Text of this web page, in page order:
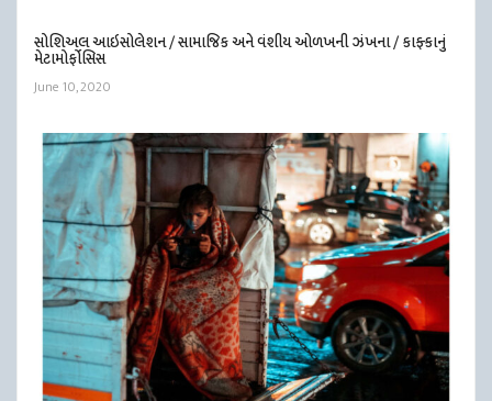
સોશિઅલ આઇસોલેશન / સામાજિક અને વંશીય ઓળખની ઝંખના / કાફ્કાનું
મેટામોર્ફોસિસ
June 10, 2020